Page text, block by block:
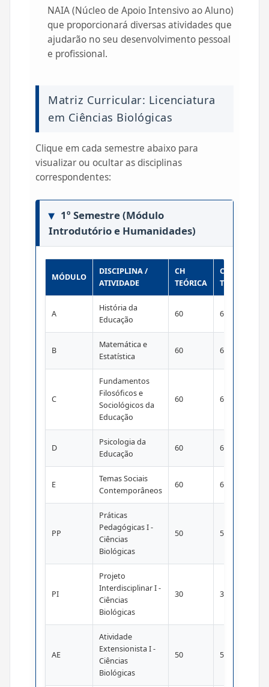
NAIA (Núcleo de Apoio Intensivo ao Aluno)
que proporcionará diversas atividades que
ajudarão no seu desenvolvimento pessoal
e profissional.
Matriz Curricular: Licenciatura
em Ciências Biológicas
Clique em cada semestre abaixo para
visualizar ou ocultar as disciplinas
correspondentes:
1º Semestre (Módulo
Introdutório e Humanidades)
MÓDULO
DISCIPLINA /
ATIVIDADE
CH
TEÓRICA
CH
TOTAL
A
História da
Educação
60 60
B
Matemática e
Estatística
60 60
C
Fundamentos
Filosóficos e
Sociológicos da
Educação
60 60
D
Psicologia da
Educação
60 60
E
Temas Sociais
Contemporâneos
60 60
PP
Práticas
Pedagógicas I -
Ciências
Biológicas
50 50
PI
Projeto
Interdisciplinar I -
Ciências
Biológicas
30 30
AE
Atividade
Extensionista I -
Ciências
Biológicas
50 50